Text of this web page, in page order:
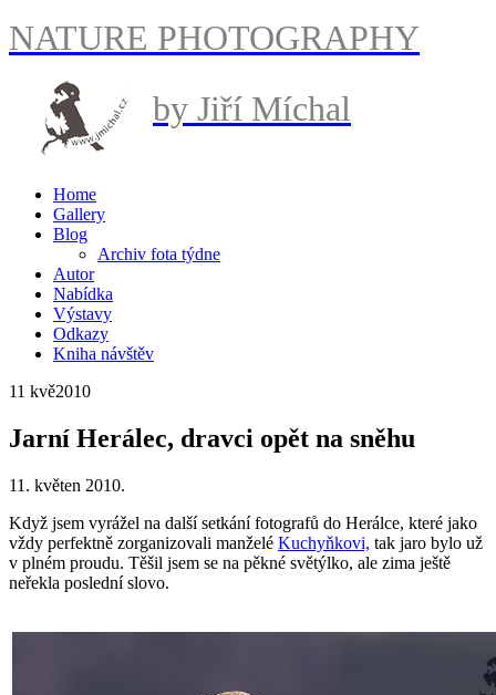
NATURE PHOTOGRAPHY
by Jiří Míchal
Home
Gallery
Blog
Archiv fota týdne
Autor
Nabídka
Výstavy
Odkazy
Kniha návštěv
11 kvě2010
Jarní Herálec, dravci opět na sněhu
11. květen 2010.
Když jsem vyrážel na další setkání fotografů do Herálce, které jako
vždy perfektně zorganizovali manželé Kuchyňkovi, tak jaro bylo už
v plném proudu. Těšil jsem se na pěkné světýlko, ale zima ještě
neřekla poslední slovo.